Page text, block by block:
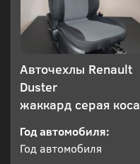
Авточехлы Renault
Duster
жаккард серая коса
Год автомобиля:
Год автомобиля